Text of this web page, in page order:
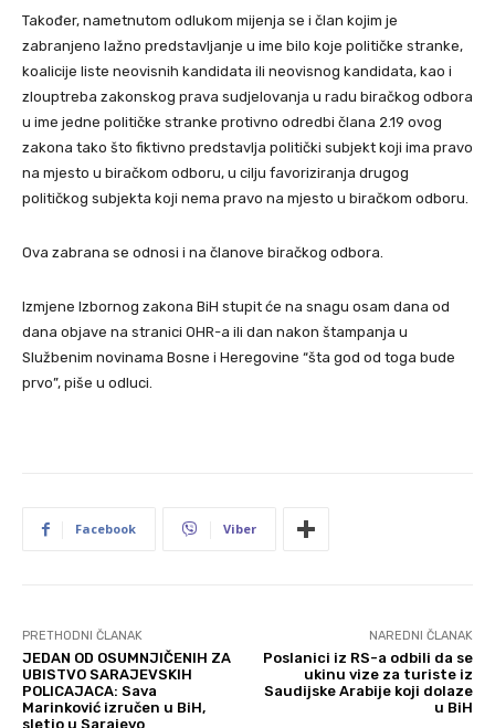
Također, nametnutom odlukom mijenja se i član kojim je
zabranjeno lažno predstavljanje u ime bilo koje političke stranke,
koalicije liste neovisnih kandidata ili neovisnog kandidata, kao i
zlouptreba zakonskog prava sudjelovanja u radu biračkog odbora
u ime jedne političke stranke protivno odredbi člana 2.19 ovog
zakona tako što fiktivno predstavlja politički subjekt koji ima pravo
na mjesto u biračkom odboru, u cilju favoriziranja drugog
političkog subjekta koji nema pravo na mjesto u biračkom odboru.
Ova zabrana se odnosi i na članove biračkog odbora.
Izmjene Izbornog zakona BiH stupit će na snagu osam dana od
dana objave na stranici OHR-a ili dan nakon štampanja u
Službenim novinama Bosne i Heregovine “šta god od toga bude
prvo”, piše u odluci.
Facebook Viber
PRETHODNI ČLANAK
JEDAN OD OSUMNJIČENIH ZA
UBISTVO SARAJEVSKIH
POLICAJACA: Sava
Marinković izručen u BiH,
sletio u Sarajevo
NAREDNI ČLANAK
Poslanici iz RS-a odbili da se
ukinu vize za turiste iz
Saudijske Arabije koji dolaze
u BiH